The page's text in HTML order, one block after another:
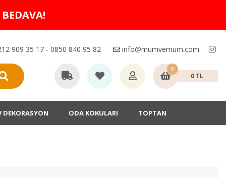
909 35 17 - 0850 840 95 82 info@mumvemum.com
0
0 TL
DEKORASYON ODA KOKULARI TOPTAN